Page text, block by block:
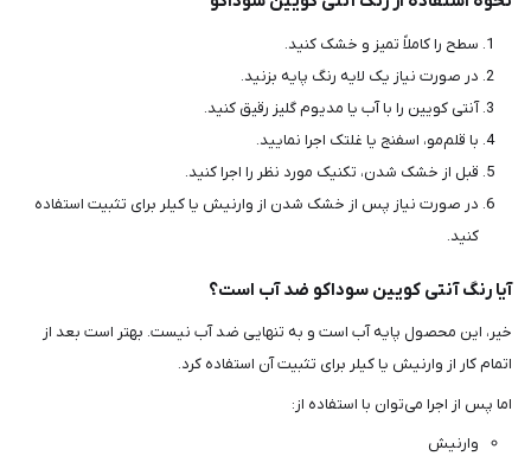
سطح را کاملاً تمیز و خشک کنید.
در صورت نیاز یک لایه رنگ پایه بزنید.
آنتی کویین را با آب یا مدیوم گلیز رقیق کنید.
با قلم‌مو، اسفنج یا غلتک اجرا نمایید.
قبل از خشک شدن، تکنیک مورد نظر را اجرا کنید.
در صورت نیاز پس از خشک شدن از وارنیش یا کیلر برای تثبیت استفاده
کنید.
آیا رنگ آنتی کویین سوداکو ضد آب است؟
خیر، این محصول پایه آب است و به تنهایی ضد آب نیست. بهتر است بعد از
اتمام کار از وارنیش یا کیلر برای تثبیت آن استفاده کرد.
اما پس از اجرا می‌توان با استفاده از:
وارنیش